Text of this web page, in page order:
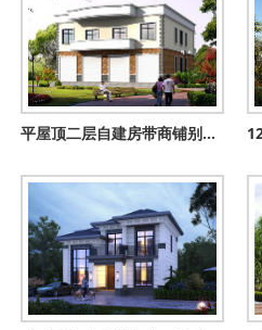
平屋顶二层自建房带商铺别墅设计图纸及外观图